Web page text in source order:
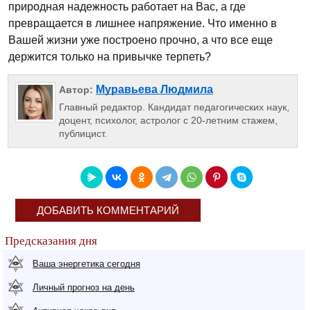
природная надежность работает на Вас, а где
превращается в лишнее напряжение. Что именно в
Вашей жизни уже построено прочно, а что все еще
держится только на привычке терпеть?
Автор: Муравьева Людмила
Главный редактор. Кандидат педагогических наук,
доцент, психолог, астролог с 20-летним стажем,
публицист.
ДОБАВИТЬ КОММЕНТАРИЙ
Предсказания дня
Ваша энергетика сегодня
Личный прогноз на день